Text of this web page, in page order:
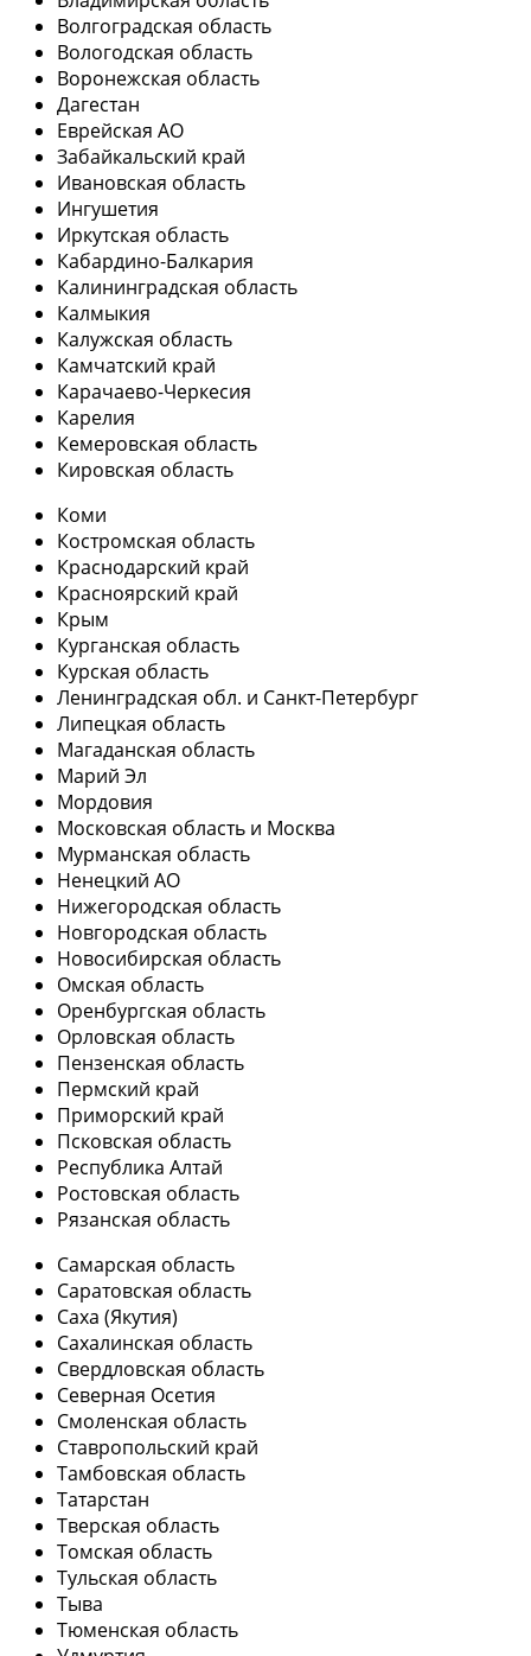
Волгоградская область
Вологодская область
Воронежская область
Дагестан
Еврейская АО
Забайкальский край
Ивановская область
Ингушетия
Иркутская область
Кабардино-Балкария
Калининградская область
Калмыкия
Калужская область
Камчатский край
Карачаево-Черкесия
Карелия
Кемеровская область
Кировская область
Коми
Костромская область
Краснодарский край
Красноярский край
Крым
Курганская область
Курская область
Ленинградская обл. и Санкт-Петербург
Липецкая область
Магаданская область
Марий Эл
Мордовия
Московская область и Москва
Мурманская область
Ненецкий АО
Нижегородская область
Новгородская область
Новосибирская область
Омская область
Оренбургская область
Орловская область
Пензенская область
Пермский край
Приморский край
Псковская область
Республика Алтай
Ростовская область
Рязанская область
Самарская область
Саратовская область
Саха (Якутия)
Сахалинская область
Свердловская область
Северная Осетия
Смоленская область
Ставропольский край
Тамбовская область
Татарстан
Тверская область
Томская область
Тульская область
Тыва
Тюменская область